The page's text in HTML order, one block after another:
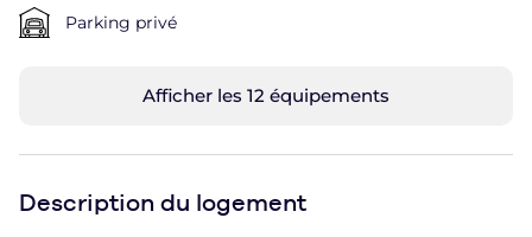
Parking privé
Afficher les 12 équipements
Description du logement